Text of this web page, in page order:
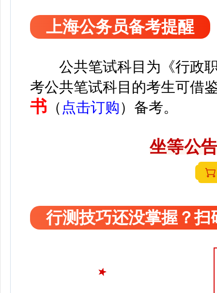
上海公务员备考提醒
公共笔试科目为《行政
考公共笔试科目的考生可借
书 （ 点击订购）备考。
坐等公
行测技巧还没掌握？扫